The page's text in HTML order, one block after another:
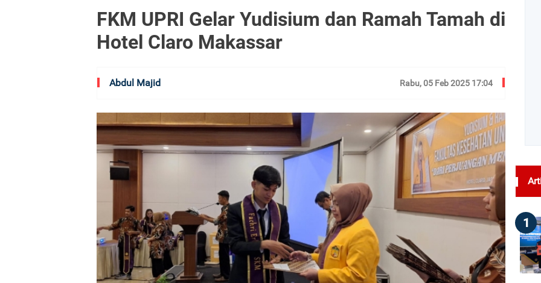
FKM UPRI Gelar Yudisium dan Ramah Tamah di
Hotel Claro Makassar
Abdul Majid Rabu, 05 Feb 2025 17:04
1